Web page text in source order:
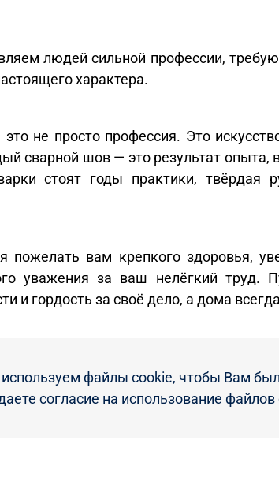
людей сильной профессии,
характера.
не просто профессия. Это
сварной шов — это результат опыта,
стоят годы практики, твёрдая
пожелать вам крепкого здоровья,
уважения за ваш нелёгкий труд.
и гордость за своё дело, а дома
с праздником!!!
ВЦ «Царицынская ярмарка».
файлы cookie, чтобы Вам
согласие на использование файлов